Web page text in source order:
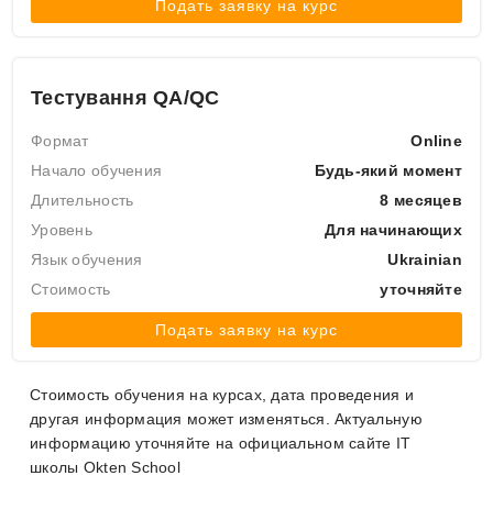
Подать заявку на курс
Тестування QA/QC
Формат
Online
Начало обучения
Будь-який момент
Длительность
8 месяцев
Уровень
Для начинающих
Язык обучения
Ukrainian
Стоимость
уточняйте
Подать заявку на курс
Стоимость обучения на курсах, дата проведения и
другая информация может изменяться. Актуальную
информацию уточняйте на официальном сайте IT
школы Okten School